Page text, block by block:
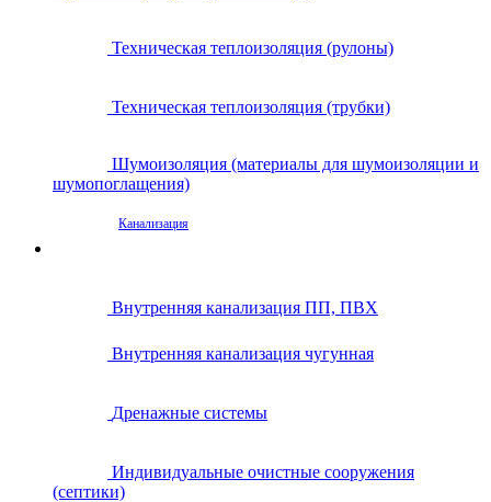
Техническая теплоизоляция (рулоны)
Техническая теплоизоляция (трубки)
Шумоизоляция (материалы для шумоизоляции и
шумопоглащения)
Канализация
Внутренняя канализация ПП, ПВХ
Внутренняя канализация чугунная
Дренажные системы
Индивидуальные очистные сооружения
(септики)